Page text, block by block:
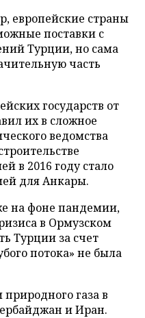
европейские страны
поставки с
Турции, но сама
часть
государств от
их в сложное
ведомства
в 2016 году стало
для Анкары.
на фоне пандемии,
в Ормузском
Турции за счет
потока» не была
газа в
и Иран.